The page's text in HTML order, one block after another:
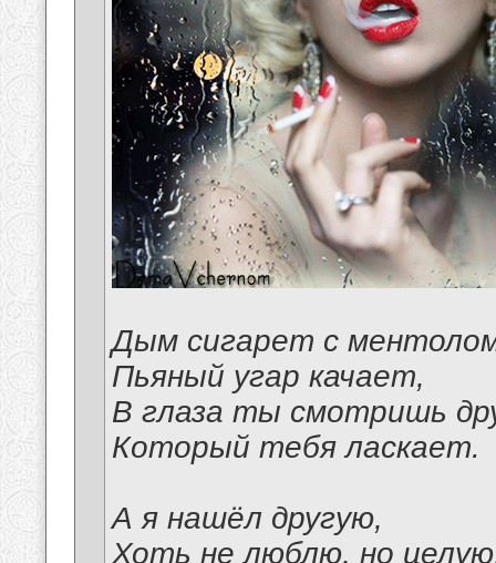
Дым сигарет с
Пьяный угар качает,
В глаза ты смотришь
Который тебя ласкает.
А я нашёл другую,
Хоть не люблю, но